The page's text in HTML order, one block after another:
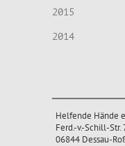
2015
2014
Helfende Hände
Ferd.-v.-Schill-Str.
06844 Dessau-